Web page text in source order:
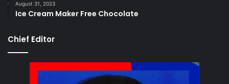
August 31, 2023
Ice Cream Maker Free Chocolate
Chief Editor